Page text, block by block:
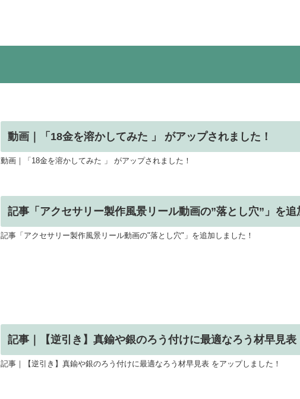
動画｜「18金を溶かしてみた 」 がアップされました！
動画｜「18金を溶かしてみた 」 がアップされました！
記事「アクセサリー製作風景リール動画の”落とし穴”」を追
記事「アクセサリー製作風景リール動画の"落とし穴"」を追加しました！
記事｜【逆引き】真鍮や銀のろう付けに最適なろう材早見表
記事｜【逆引き】真鍮や銀のろう付けに最適なろう材早見表 をアップしました！